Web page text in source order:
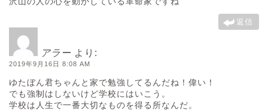
返信
アラー より:
2019年9月16日 8:08 AM
ゆたぼん君ちゃんと家で勉強してるんだね！偉い！
でも強制はしないけど学校にはいこう。
学校は人生で一番大切なものを得る所なんだ。